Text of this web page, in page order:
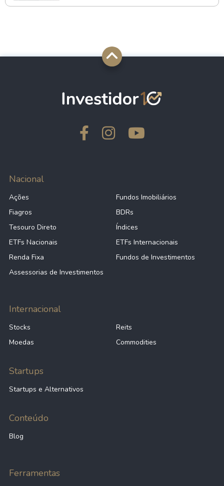
Nacional
Ações
Fundos Imobiliários
Fiagros
BDRs
Tesouro Direto
Índices
ETFs Nacionais
ETFs Internacionais
Renda Fixa
Fundos de Investimentos
Assessorias de Investimentos
Internacional
Stocks
Reits
Moedas
Commodities
Startups
Startups e Alternativos
Conteúdo
Blog
Ferramentas